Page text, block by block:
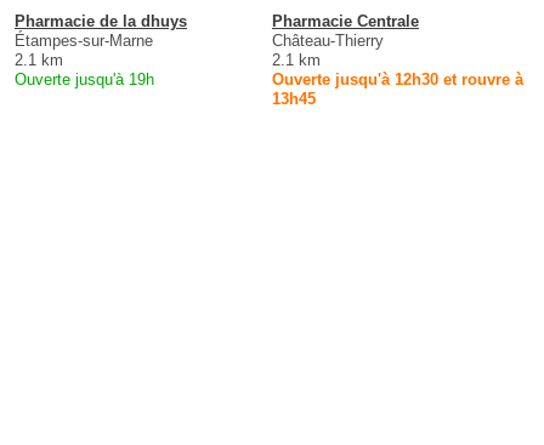
Pharmacie de la dhuys
Étampes-sur-Marne
2.1 km
Ouverte jusqu'à 19h
Pharmacie Centrale
Château-Thierry
2.1 km
Ouverte jusqu'à 12h30 et rouvre à
13h45